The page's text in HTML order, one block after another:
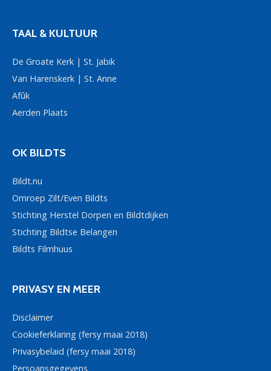
TAAL & KULTUUR
De Groate Kerk | St. Jabik
Van Harenskerk | St. Anne
Afûk
Aerden Plaats
OK BILDTS
Bildt.nu
Omroep Zilt/Even Bildts
Stichting Herstel Dorpen en Bildtdijken
Stichting Bildtse Belangen
Bildts Filmhuus
PRIVASY EN MEER
Disclaimer
Cookieferklaring (fersy maai 2018)
Privasybelaid (fersy maai 2018)
Persoansgegevens